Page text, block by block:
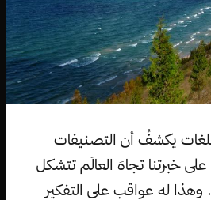
للغات يكشفُ أن التصنيفات
خبرتنا تجاهَ العالَم تتشكل
وهذا له عواقب على التفكير